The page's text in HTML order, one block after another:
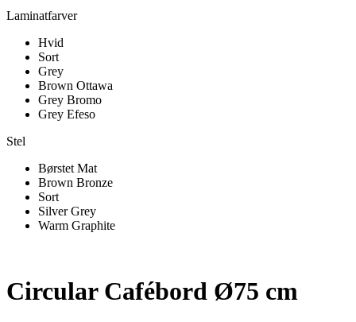
Laminatfarver
Hvid
Sort
Grey
Brown Ottawa
Grey Bromo
Grey Efeso
Stel
Børstet Mat
Brown Bronze
Sort
Silver Grey
Warm Graphite
Circular Cafébord Ø75 cm